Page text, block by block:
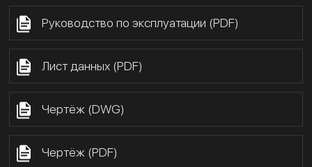
Руководство по эксплуатации (PDF)
Лист данных (PDF)
Чертёж (DWG)
Чертёж (PDF)